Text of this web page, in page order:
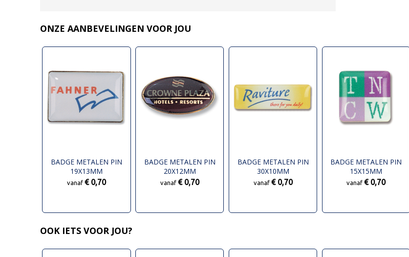
ONZE AANBEVELINGEN VOOR JOU
BADGE METALEN PIN
19X13MM
vanaf € 0,70
BADGE METALEN PIN
20X12MM
vanaf € 0,70
BADGE METALEN PIN
30X10MM
vanaf € 0,70
BADGE METALEN PIN
15X15MM
vanaf€ 0,70
OOK IETS VOOR JOU?